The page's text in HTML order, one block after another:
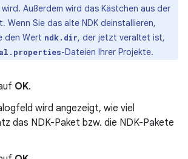
Außerdem wird das Kästchen aus der
Wenn Sie das alte NDK deinstallieren,
den Wert ndk.dir, der jetzt veraltet ist,
-Dateien Ihrer Projekte.
OK.
wird angezeigt, wie viel
das NDK-Paket bzw. die NDK-Pakete